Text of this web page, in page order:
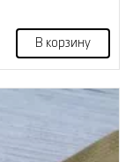
В корзину